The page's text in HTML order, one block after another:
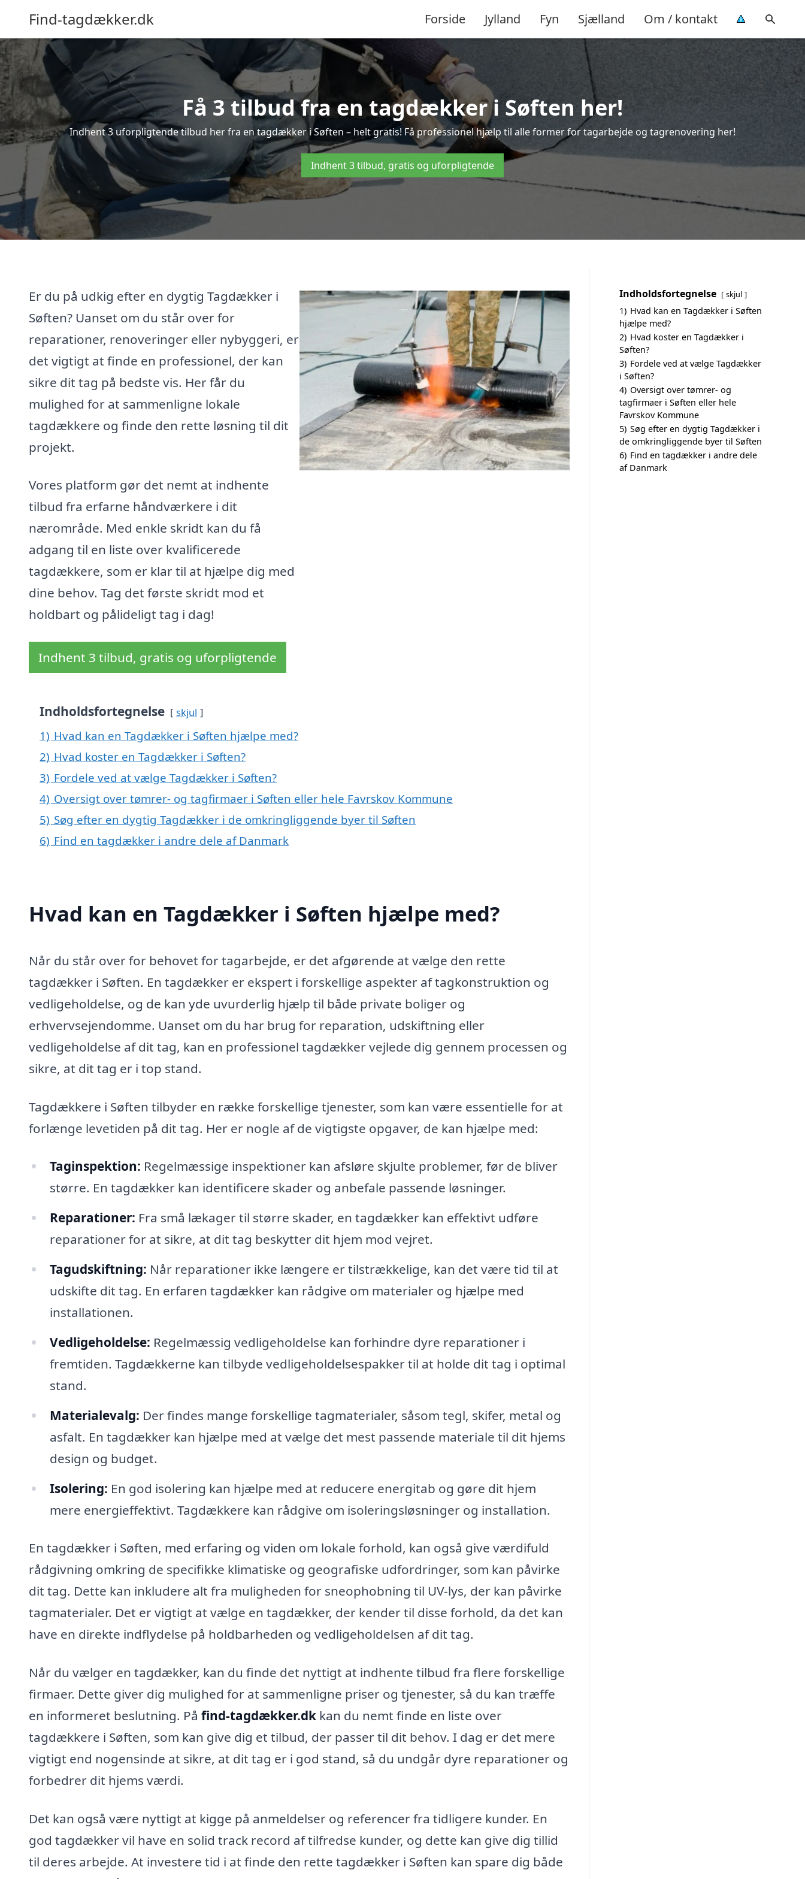
Find-tagdækker.dk Forside Jylland Fyn Sjælland Om / kontakt
Få 3 tilbud fra en tagdækker i Søften her!
Indhent 3 uforpligtende tilbud her fra en tagdækker i Søften – helt gratis! Få professionel hjælp til alle former for tagarbejde og tagrenovering her!
Indhent 3 tilbud, gratis og uforpligtende
Er du på udkig efter en dygtig Tagdækker i
Søften? Uanset om du står over for
reparationer, renoveringer eller nybyggeri, er
det vigtigt at finde en professionel, der kan
sikre dit tag på bedste vis. Her får du
mulighed for at sammenligne lokale
tagdækkere og finde den rette løsning til dit
projekt.
Vores platform gør det nemt at indhente
tilbud fra erfarne håndværkere i dit
nærområde. Med enkle skridt kan du få
adgang til en liste over kvalificerede
tagdækkere, som er klar til at hjælpe dig med
dine behov. Tag det første skridt mod et
holdbart og pålideligt tag i dag!
Indhent 3 tilbud, gratis og uforpligtende
Indholdsfortegnelse skjul
1) Hvad kan en Tagdækker i Søften hjælpe med?
2) Hvad koster en Tagdækker i Søften?
3) Fordele ved at vælge Tagdækker i Søften?
4) Oversigt over tømrer- og tagfirmaer i Søften eller hele Favrskov Kommune
5) Søg efter en dygtig Tagdækker i de omkringliggende byer til Søften
6) Find en tagdækker i andre dele af Danmark
Hvad kan en Tagdækker i Søften hjælpe med?
Når du står over for behovet for tagarbejde, er det afgørende at vælge den rette
tagdækker i Søften. En tagdækker er ekspert i forskellige aspekter af tagkonstruktion og
vedligeholdelse, og de kan yde uvurderlig hjælp til både private boliger og
erhvervsejendomme. Uanset om du har brug for reparation, udskiftning eller
vedligeholdelse af dit tag, kan en professionel tagdækker vejlede dig gennem processen og
sikre, at dit tag er i top stand.
Tagdækkere i Søften tilbyder en række forskellige tjenester, som kan være essentielle for at
forlænge levetiden på dit tag. Her er nogle af de vigtigste opgaver, de kan hjælpe med:
Taginspektion: Regelmæssige inspektioner kan afsløre skjulte problemer, før de bliver
større. En tagdækker kan identificere skader og anbefale passende løsninger.
Reparationer: Fra små lækager til større skader, en tagdækker kan effektivt udføre
reparationer for at sikre, at dit tag beskytter dit hjem mod vejret.
Tagudskiftning: Når reparationer ikke længere er tilstrækkelige, kan det være tid til at
udskifte dit tag. En erfaren tagdækker kan rådgive om materialer og hjælpe med
installationen.
Vedligeholdelse: Regelmæssig vedligeholdelse kan forhindre dyre reparationer i
fremtiden. Tagdækkerne kan tilbyde vedligeholdelsespakker til at holde dit tag i optimal
stand.
Materialevalg: Der findes mange forskellige tagmaterialer, såsom tegl, skifer, metal og
asfalt. En tagdækker kan hjælpe med at vælge det mest passende materiale til dit hjems
design og budget.
Isolering: En god isolering kan hjælpe med at reducere energitab og gøre dit hjem
mere energieffektivt. Tagdækkere kan rådgive om isoleringsløsninger og installation.
En tagdækker i Søften, med erfaring og viden om lokale forhold, kan også give værdifuld
rådgivning omkring de specifikke klimatiske og geografiske udfordringer, som kan påvirke
dit tag. Dette kan inkludere alt fra muligheden for sneophobning til UV-lys, der kan påvirke
tagmaterialer. Det er vigtigt at vælge en tagdækker, der kender til disse forhold, da det kan
have en direkte indflydelse på holdbarheden og vedligeholdelsen af dit tag.
Når du vælger en tagdækker, kan du finde det nyttigt at indhente tilbud fra flere forskellige
firmaer. Dette giver dig mulighed for at sammenligne priser og tjenester, så du kan træffe
en informeret beslutning. På find-tagdækker.dk kan du nemt finde en liste over
tagdækkere i Søften, som kan give dig et tilbud, der passer til dit behov. I dag er det mere
vigtigt end nogensinde at sikre, at dit tag er i god stand, så du undgår dyre reparationer og
forbedrer dit hjems værdi.
Det kan også være nyttigt at kigge på anmeldelser og referencer fra tidligere kunder. En
god tagdækker vil have en solid track record af tilfredse kunder, og dette kan give dig tillid
til deres arbejde. At investere tid i at finde den rette tagdækker i Søften kan spare dig både
Indholdsfortegnelse skjul
1) Hvad kan en Tagdækker i Søften
hjælpe med?
2) Hvad koster en Tagdækker i
Søften?
3) Fordele ved at vælge Tagdækker
i Søften?
4) Oversigt over tømrer- og
tagfirmaer i Søften eller hele
Favrskov Kommune
5) Søg efter en dygtig Tagdækker i
de omkringliggende byer til Søften
6) Find en tagdækker i andre dele
af Danmark